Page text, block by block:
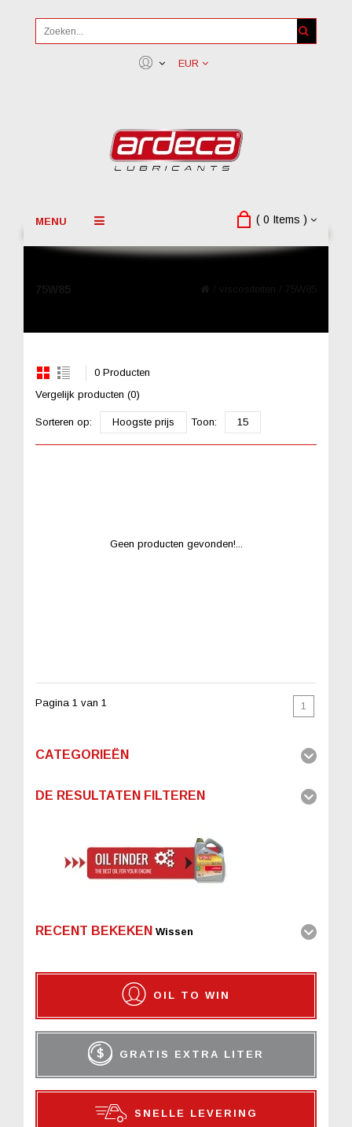
EUR
MENU ( 0 Items )
0 Producten
Vergelijk producten (0)
Sorteren op: Hoogste prijs Toon: 15
Geen producten gevonden!...
Pagina 1 van 1 1
CATEGORIEËN
DE RESULTATEN FILTEREN
RECENT BEKEKEN Wissen
OIL TO WIN
GRATIS EXTRA LITER
SNELLE LEVERING